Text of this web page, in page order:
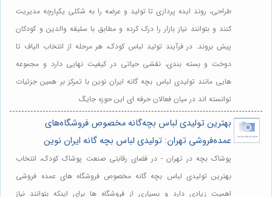
طراحی، روند ایده پردازی تا تولید و عرضه را به شکلی یکپارچه مدیریت
کنند و بتوانند نیاز بازار را درک کرده و مطابق با سلیقه والدین و کودکان
پیش بروند. در فرآیند تولید لباس کودک، هر مرحله از انتخاب الیاف تا
دوخت و بسته بندی، نقشی حیاتی در کیفیت نهایی دارد و مجموعه
هایی مانند تولیدی لباس بچه گانه ایران نوین با تمرکز بر همین جزئیات
توانسته اند در میان فعالان حرفه ای این حوزه جایگ
بهترین تولیدی لباس بچه‌گانه مخصوص فروشگاه‌های
عمده‌فروشی تهران: تولیدی لباس بچه گانه ایران نوین
پوشاک بچه در تهران - در فضای رقابتی صنعت پوشاک کودک، انتخاب
بهترین تولیدی لباس بچه گانه مخصوص فروشگاه های عمده فروشی
اهمیت زیادی دارد و بسیاری از فروشگاه ها برای اینکه بتوانند نیاز